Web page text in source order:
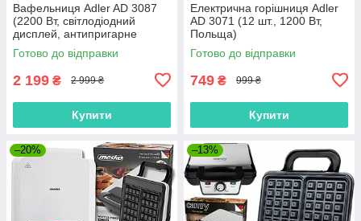
Вафельниця Adler AD 3087
(2200 Вт, світлодіодний
дисплей, антипригарне
покриття, Польща)
Готово до відправки
2 199 ₴ 2 999 ₴
Купити
Електрична горішниця Adler
AD 3071 (12 шт., 1200 Вт,
Польща)
Готово до відправки
749 ₴ 999 ₴
Купити
–20% –13%